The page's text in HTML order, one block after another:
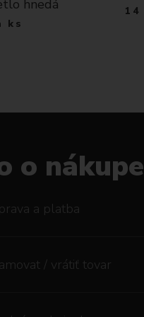
hnedá
ks
14
o nákupe
a platba
/ vrátiť tovar